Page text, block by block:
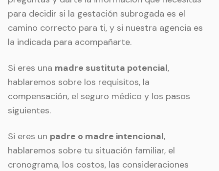
para decidir si la gestación subrogada es el
camino correcto para ti, y si nuestra agencia es
la indicada para acompañarte.
Si eres una madre sustituta potencial,
hablaremos sobre los requisitos, la
compensación, el seguro médico y los pasos
siguientes.
Si eres un padre o madre intencional,
hablaremos sobre tu situación familiar, el
cronograma, los costos, las consideraciones